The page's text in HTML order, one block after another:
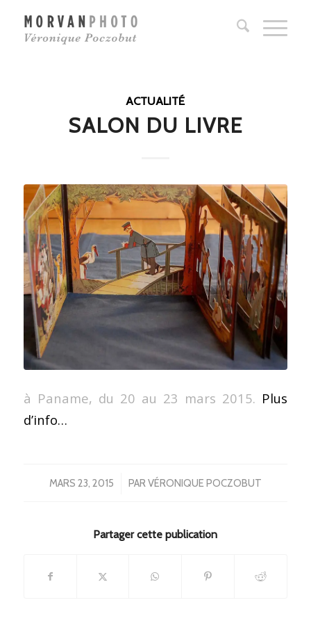
ACTUALITÉ
SALON DU LIVRE
à Paname, du 20 au 23 mars 2015. Plus
d’info…
MARS 23, 2015
/ PARVÉRONIQUE POCZOBUT
Partager cette publication